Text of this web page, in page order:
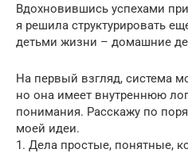
Вдохновившись успехами
я решила структурировать
детьми жизни – домашние
На первый взгляд, система
но она имеет внутреннюю
понимания. Расскажу по
моей идеи.
1. Дела простые, понятные,